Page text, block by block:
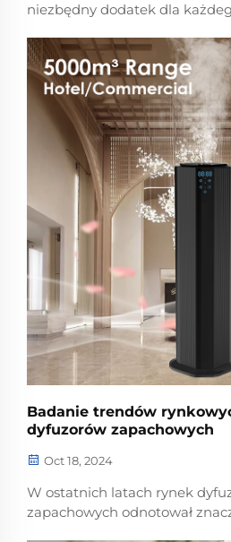
niezbędny dodatek dla
jazdy. Dyfuzor olejków
samochodu jest
kojącą i odświeżającą
samochodu, co sprawia, że
bardziej przyjemna.
Badanie trendów
dyfuzorów zapachowych
Oct 18, 2024
W ostatnich latach rynek
zapachowych odnotował